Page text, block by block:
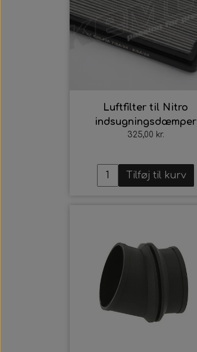
Luftfilter til Nitro
indsugningsdæmper
325,00 kr.
Tilføj til kurv